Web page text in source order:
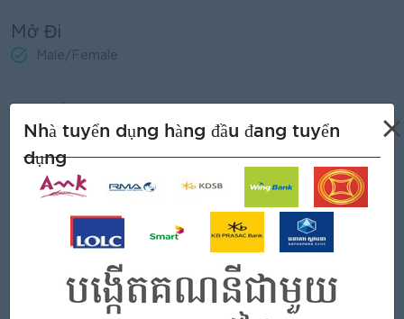
Mở Đi
Male/Female
3-5 years’ experience in the banking industry
Những gì chúng tôi có thể cung cấp
Phúc lợi
NSSF
Nhà tuyển dụng hàng đầu đang tuyển
dụng
×